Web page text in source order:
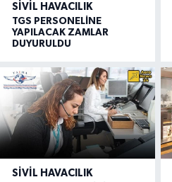
SIVIL HAVACILIK
TGS PERSONELİNE
YAPILACAK ZAMLAR
DUYURULDU
SIVIL HAVACILIK